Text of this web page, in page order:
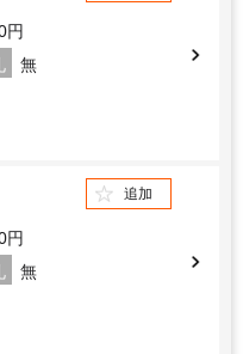
円
無
円
無
追加